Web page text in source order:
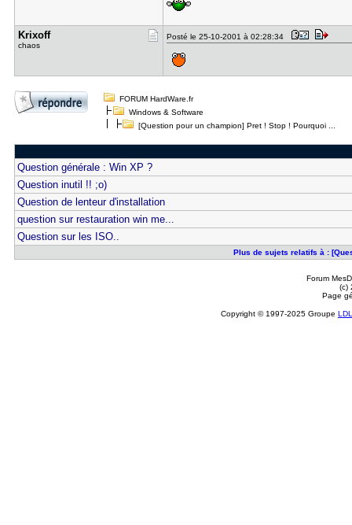
Krixoff
chaos
Posté le 25-10-2001 à 02:28:34
FORUM HardWare.fr
Windows & Software
[Question pour un champion] Pret ! Stop ! Pourquoi ...
Question générale : Win XP ?
Question inutil !! ;o)
Question de lenteur d'installation
question sur restauration win me...
Question sur les ISO..
Plus de sujets relatifs à :
Forum
(c)
Page
Copyright © 1997-2025 Groupe